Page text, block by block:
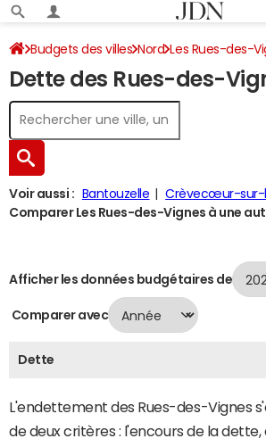
Budgets des villes Nord Les Rues-des-
Dette au 31/12/2024
Dette des Rues-des-
Voir aussi : Bantouzelle Crèvecœur-sur-
Comparer Les Rues-des-Vignes à une
Afficher les données budgétaires de
Comparer avec
Dette
L'endettement des Rues-des-Vignes
de deux critères : l'encours de la